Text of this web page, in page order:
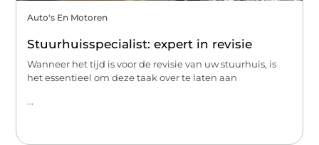
Auto's En Motoren
Stuurhuisspecialist: expert in revisie
Wanneer het tijd is voor de revisie van uw stuurhuis, is
het essentieel om deze taak over te laten aan
...